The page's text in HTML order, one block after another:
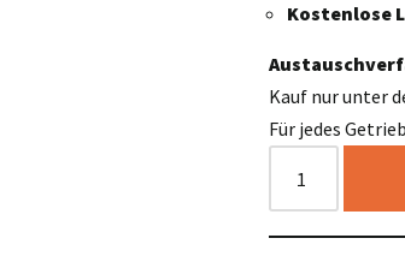
Kostenlose
Kauf nur unter
Für jedes